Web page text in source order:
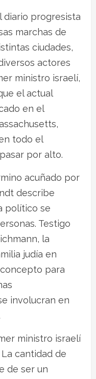
diario progresista
marchas de
ciudades,
actores
ministro israelí,
el actual
en el
todo el
por alto.
acuñado por
describe
político se
Testigo
la
judía en
para
involucran en
ministro israelí
cantidad de
de ser un